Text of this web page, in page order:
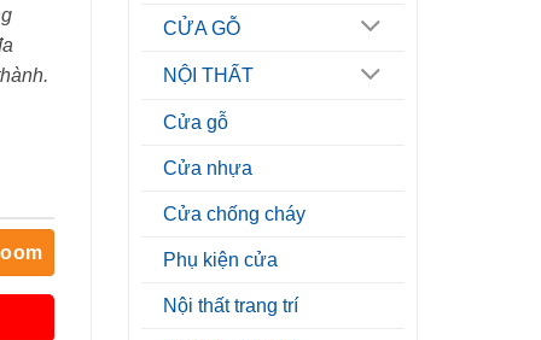
CỬA GỖ
NỘI THẤT
Cửa gỗ
Cửa nhựa
Cửa chống cháy
Phụ kiện cửa
Nội thất trang trí